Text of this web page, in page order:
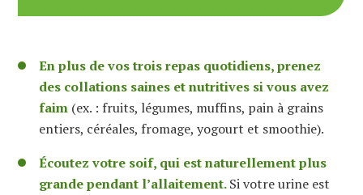
En plus de vos trois repas quotidiens, prenez
des collations saines et nutritives si vous avez
faim (ex. : fruits, légumes, muffins, pain à grains
entiers, céréales, fromage, yogourt et smoothie).
Écoutez votre soif, qui est naturellement plus
grande pendant l’allaitement.Si votre urine est